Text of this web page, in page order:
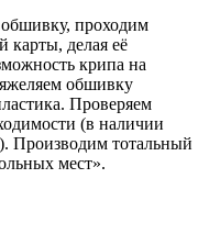
проходим
карты, делая её
крипа на
обшивку
Проверяем
(в наличии
Производим тотальный
мест».